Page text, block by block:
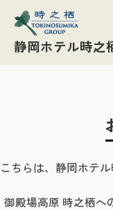
静岡ホテル時之
こちらは、静岡ホテ
御殿場高原 時之栖へ